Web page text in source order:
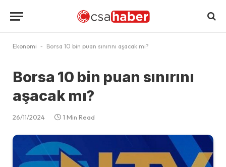
Ekonomi - Borsa 10 bin puan sınırını aşacak mı?
Borsa 10 bin puan sınırını
aşacak mı?
26/11/2024 1 Min Read